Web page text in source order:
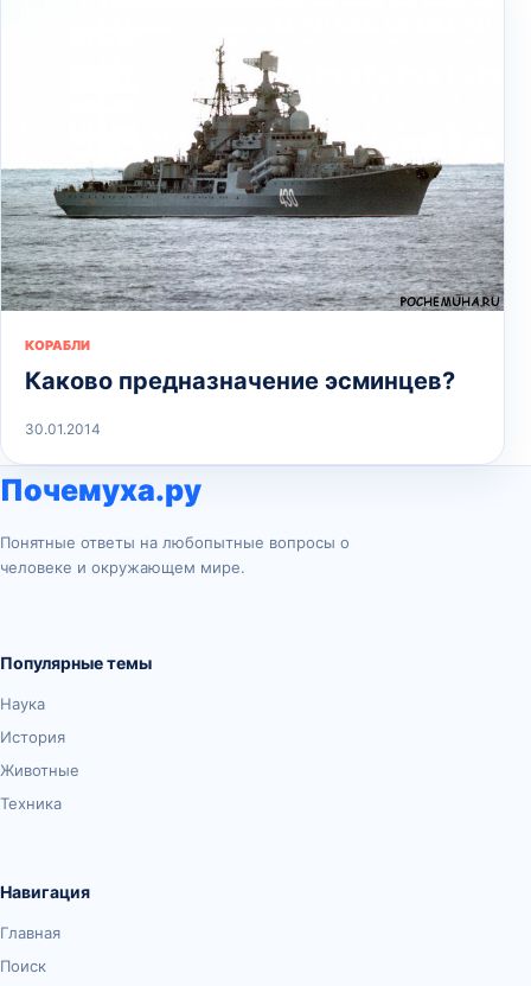
КОРАБЛИ
Каково предназначение эсминцев?
30.01.2014
Почемуха.ру
Понятные ответы на любопытные вопросы о
человеке и окружающем мире.
Популярные темы
Наука
История
Животные
Техника
Навигация
Главная
Поиск